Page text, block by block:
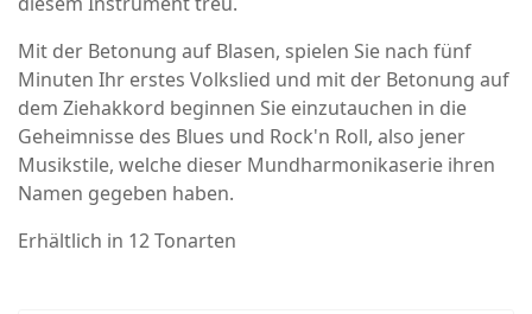
Mit der Betonung auf Blasen, spielen Sie nach fünf
Minuten Ihr erstes Volkslied und mit der Betonung auf
dem Ziehakkord beginnen Sie einzutauchen in die
Geheimnisse des Blues und Rock'n Roll, also jener
Musikstile, welche dieser Mundharmonikaserie ihren
Namen gegeben haben.
Erhältlich in 12 Tonarten